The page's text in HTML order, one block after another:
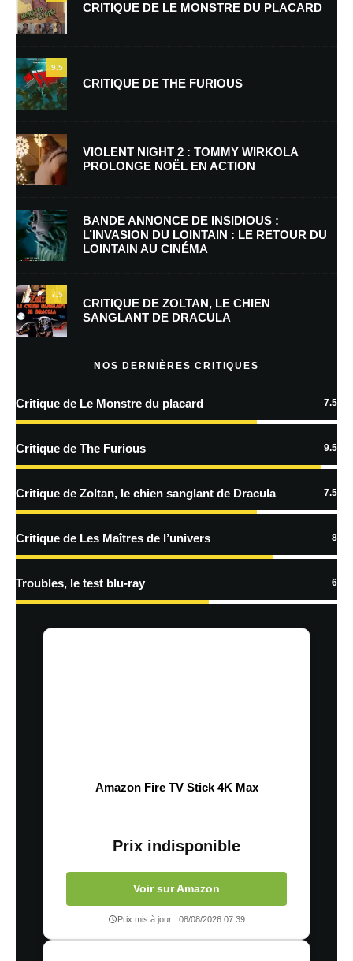
Nom*
E-mail *
Enregistrer mon nom, mon e-mail et mon site dans le navigateur pour
mon prochain commentaire.
plus sur la façon dont les données de vos commentaires sont
CRITIQUE DE LE MONSTRE DU PLACARD
9.5
CRITIQUE DE THE FURIOUS
VIOLENT NIGHT 2 : TOMMY WIRKOLA
PROLONGE NOËL EN ACTION
BANDE ANNONCE DE INSIDIOUS :
L’INVASION DU LOINTAIN : LE RETOUR DU
LOINTAIN AU CINÉMA
7.5
CRITIQUE DE ZOLTAN, LE CHIEN
SANGLANT DE DRACULA
NOS DERNIÈRES CRITIQUES
Critique de Le Monstre du placard 7.5
Critique de The Furious 9.5
Critique de Zoltan, le chien sanglant de Dracula 7.5
Critique de Les Maîtres de l’univers 8
Troubles, le test blu-ray 6
Amazon Fire TV Stick 4K Max
Prix indisponible
Voir sur Amazon
Prix mis à jour : 08/08/2026 07:39